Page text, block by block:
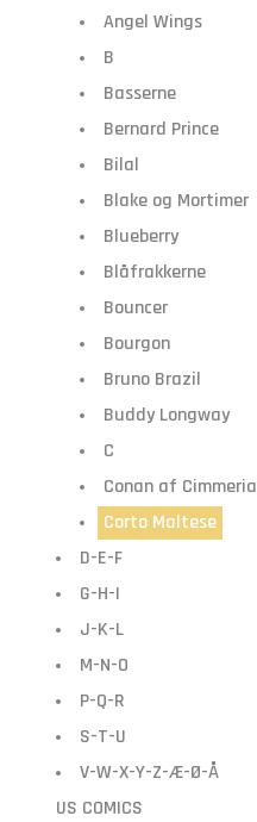
Angel Wings
B
Basserne
Bernard Prince
Bilal
Blake og Mortimer
Blueberry
Blåfrakkerne
Bouncer
Bourgon
Bruno Brazil
Buddy Longway
C
Conan af Cimmeria
Corto Maltese
D-E-F
G-H-I
J-K-L
M-N-O
P-Q-R
S-T-U
V-W-X-Y-Z-Æ-Ø-Å
US COMICS